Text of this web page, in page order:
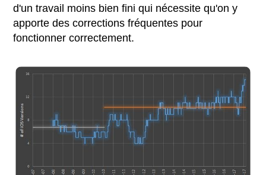
d'un travail moins bien fini qui nécessite qu'on y
apporte des corrections fréquentes pour
fonctionner correctement.